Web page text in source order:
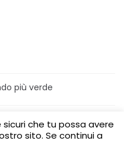
più verde
sostenibile
le scuole
Media Partner
che tu possa avere
sito. Se continui a